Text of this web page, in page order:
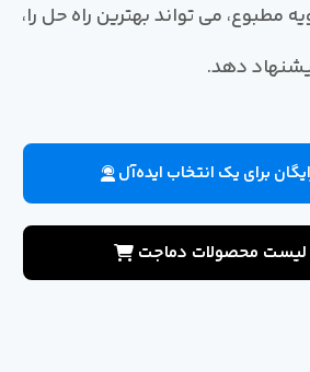
مطبوع، می تواند بهترین راه حل را،
دهد.
برای یک انتخاب ایده‌آل
محصولات دماجت